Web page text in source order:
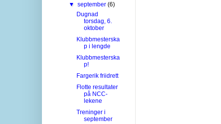
▼september(6)
Dugnad
torsdag, 6.
oktober
Klubbmesterska
p i lengde
Klubbmesterska
p!
Fargerik friidrett
Flotte resultater
på NCC-
lekene
Treninger i
september